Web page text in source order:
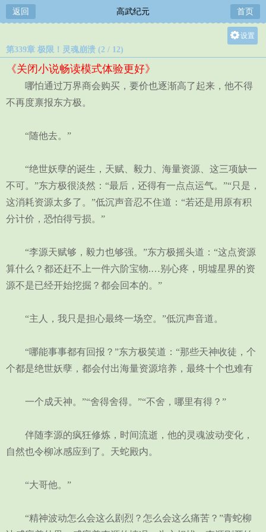
返回 高武纪元 首页
设置
中
第339章 极限！灵魂崩溃 (2 / 12)
《关闭小说畅读模式体验更好》
哪怕通过万界商会购买，要价也逐渐高了起来，他不得
不再度禀报东方极。
“随他去。”
“绝世妖孽的诞生，天赋、毅力、海量资源、这三项缺一
不可。”东方极很淡然：“最后，还得有一点点运气。”“只是，
这消耗资源太多了。”低沉声音忍不住道：“若还是用原有积
分计价，恐怕得亏损。”
“李源天赋够，毅力也够强。”东方极摇头道：“这点资源
算什么？都还赶不上一件六阶宝物.…别心疼，明墟星界的资
源不是已经开始挖掘？都会回本的。”
“主人，我只是担心最终一场空。”低沉声音道。
“哪能事事都有回报？”东方极笑道：“那些天神收徒，个
个都是绝世妖孽，都会付出海量资源培养，最终十个也难有
一个成天神。”“舍得舍得。”“不舍，哪里有得？”
伴随李源的疯狂修炼，时间流逝，他的灵魂波动变化，
自然也令柳冰感应到了。天蛇殿内。
“大哥他。”
“精神波动怎么会这么剧烈？怎么会这么痛苦？”青蛇柳